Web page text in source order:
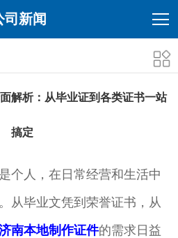
司新闻
解析：从毕业证到各类证书一站
搞定
个人，在日常经营和生活中
从毕业文凭到荣誉证书，从
南本地制作证件的需求日益